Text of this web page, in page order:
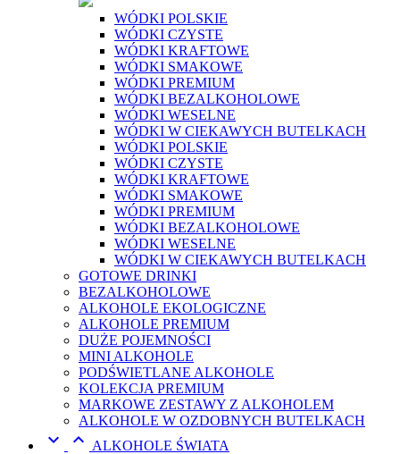
WÓDKI POLSKIE
WÓDKI CZYSTE
WÓDKI KRAFTOWE
WÓDKI SMAKOWE
WÓDKI PREMIUM
WÓDKI BEZALKOHOLOWE
WÓDKI WESELNE
WÓDKI W CIEKAWYCH BUTELKACH
WÓDKI POLSKIE
WÓDKI CZYSTE
WÓDKI KRAFTOWE
WÓDKI SMAKOWE
WÓDKI PREMIUM
WÓDKI BEZALKOHOLOWE
WÓDKI WESELNE
WÓDKI W CIEKAWYCH BUTELKACH
GOTOWE DRINKI
BEZALKOHOLOWE
ALKOHOLE EKOLOGICZNE
ALKOHOLE PREMIUM
DUŻE POJEMNOŚCI
MINI ALKOHOLE
PODŚWIETLANE ALKOHOLE
KOLEKCJA PREMIUM
MARKOWE ZESTAWY Z ALKOHOLEM
ALKOHOLE W OZDOBNYCH BUTELKACH
  ALKOHOLE ŚWIATA